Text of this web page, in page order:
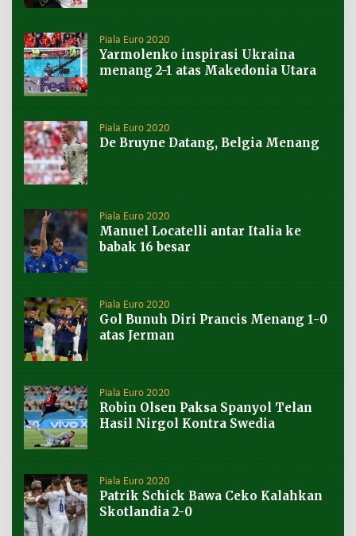
Piala Euro 2020
Yarmolenko inspirasi Ukraina
menang 2-1 atas Makedonia Utara
Piala Euro 2020
De Bruyne Datang, Belgia Menang
Piala Euro 2020
Manuel Locatelli antar Italia ke
babak 16 besar
Piala Euro 2020
Gol Bunuh Diri Prancis Menang 1-0
atas Jerman
Piala Euro 2020
Robin Olsen Paksa Spanyol Telan
Hasil Nirgol Kontra Swedia
Piala Euro 2020
Patrik Schick Bawa Ceko Kalahkan
Skotlandia 2-0